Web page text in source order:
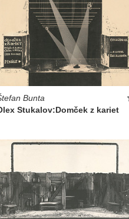
Bunta
Stukalov:Domček z kariet